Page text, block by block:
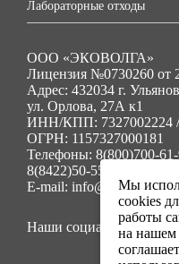
Лабораторные отходы
ООО «ЭКОВОЛГА»
Лицензия №0730260 от
Адрес: 432034 г.
ул. Орлова, 27А к1
ИНН/КПП: 7327002224 /
ОГРН: 1157327000181
Телефоны: 8(800)700-
8(8422)50-55-91
E-mail:
Наши социальные сети:
Мы
cookies
работы
на нашем